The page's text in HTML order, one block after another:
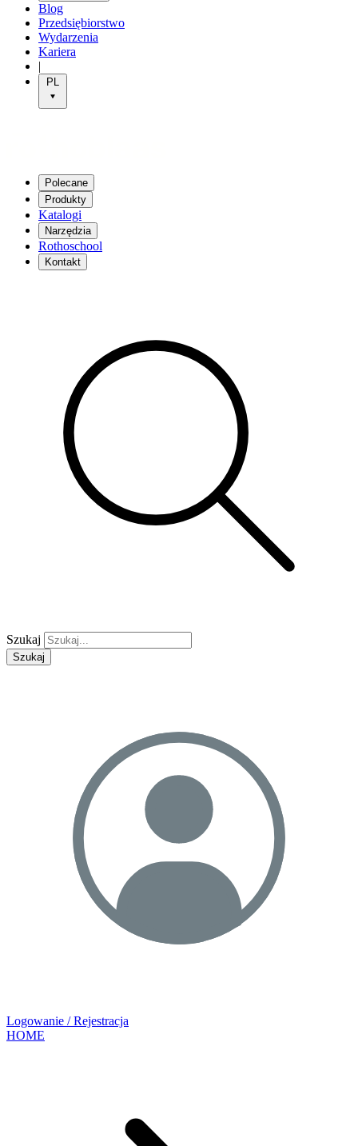
Blog
Przedsiębiorstwo
Wydarzenia
Kariera
|
PL
Polecane
Produkty
Katalogi
Narzędzia
Rothoschool
Kontakt
Szukaj
Szukaj
Logowanie / Rejestracja
HOME